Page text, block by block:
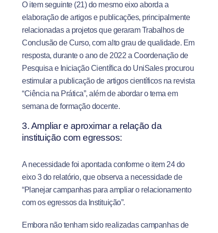
O item seguinte (21) do mesmo eixo aborda a
elaboração de artigos e publicações, principalmente
relacionadas a projetos que geraram Trabalhos de
Conclusão de Curso, com alto grau de qualidade. Em
resposta, durante o ano de 2022 a Coordenação de
Pesquisa e Iniciação Científica do UniSales procurou
estimular a publicação de artigos científicos na revista
“Ciência na Prática”, além de abordar o tema em
semana de formação docente.
3. Ampliar e aproximar a relação da
instituição com egressos:
A necessidade foi apontada conforme o item 24 do
eixo 3 do relatório, que observa a necessidade de
“Planejar campanhas para ampliar o relacionamento
com os egressos da Instituição”.
Embora não tenham sido realizadas campanhas de